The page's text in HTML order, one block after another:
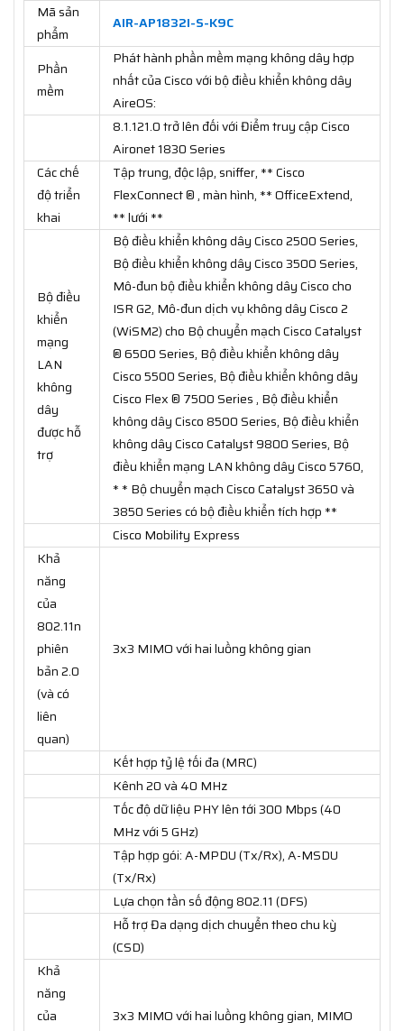
Mã sản
phẩm
AIR-AP1832I-S-K9C
Phần
mềm
Phát hành phần mềm mạng không dây hợp
nhất của Cisco với bộ điều khiển không dây
AireOS:
8.1.121.0 trở lên đối với Điểm truy cập Cisco
Aironet 1830 Series
Các chế
độ triển
khai
Tập trung, độc lập, sniffer, ** Cisco
FlexConnect ® , màn hình, ** OfficeExtend,
** lưới **
Bộ điều
khiển
mạng
LAN
không
dây
được hỗ
trợ
Bộ điều khiển không dây Cisco 2500 Series,
Bộ điều khiển không dây Cisco 3500 Series,
Mô-đun bộ điều khiển không dây Cisco cho
ISR G2, Mô-đun dịch vụ không dây Cisco 2
(WiSM2) cho Bộ chuyển mạch Cisco Catalyst
® 6500 Series, Bộ điều khiển không dây
Cisco 5500 Series, Bộ điều khiển không dây
Cisco Flex ® 7500 Series , Bộ điều khiển
không dây Cisco 8500 Series, Bộ điều khiển
không dây Cisco Catalyst 9800 Series, Bộ
điều khiển mạng LAN không dây Cisco 5760,
* * Bộ chuyển mạch Cisco Catalyst 3650 và
3850 Series có bộ điều khiển tích hợp **
Cisco Mobility Express
Khả
năng
của
802.11n
phiên
bản 2.0
(và có
liên
quan)
3x3 MIMO với hai luồng không gian
Kết hợp tỷ lệ tối đa (MRC)
Kênh 20 và 40 MHz
Tốc độ dữ liệu PHY lên tới 300 Mbps (40
MHz với 5 GHz)
Tập hợp gói: A-MPDU (Tx/Rx), A-MSDU
(Tx/Rx)
Lựa chọn tần số động 802.11 (DFS)
Hỗ trợ Đa dạng dịch chuyển theo chu kỳ
(CSD)
Khả
năng
của
3x3 MIMO với hai luồng không gian, MIMO